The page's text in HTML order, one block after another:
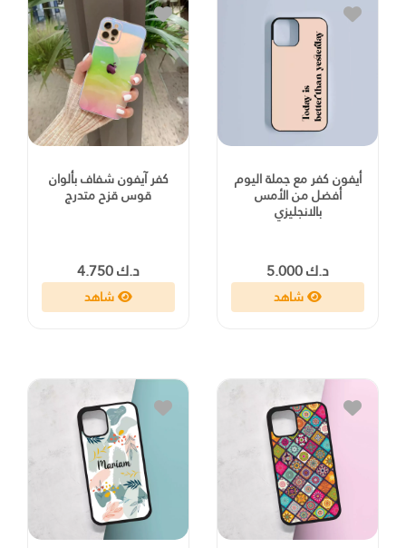
أيفون كفر مع جملة اليوم
أفضل من الأمس
بالانجليزي
د.ك 5.000
شاهد
كفر آيفون شفاف بألوان
قوس قزح متدرج
د.ك 4.750
شاهد